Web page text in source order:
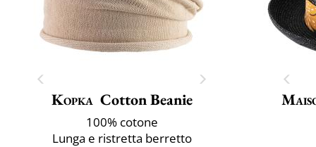
Kopka Cotton Beanie
100% cotone
Lunga e ristretta berretto